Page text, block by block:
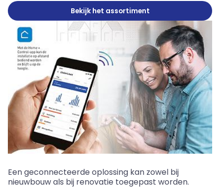
Bekijk het assortiment
Een geconnecteerde oplossing kan zowel bij
nieuwbouw als bij renovatie toegepast worden.